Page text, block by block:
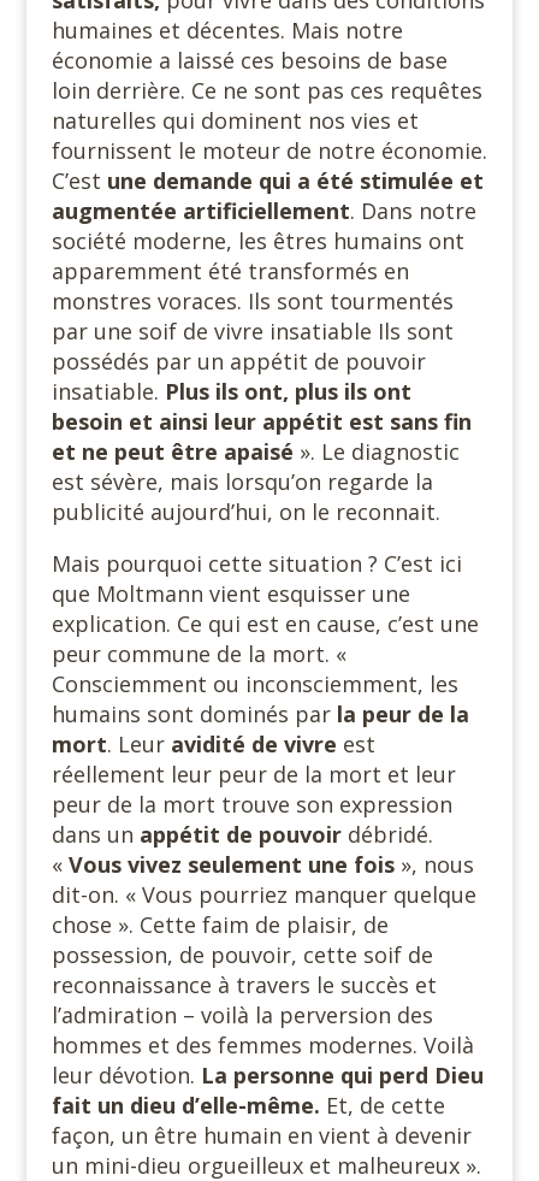
humaines et décentes. Mais notre
économie a laissé ces besoins de base
loin derrière. Ce ne sont pas ces requêtes
naturelles qui dominent nos vies et
fournissent le moteur de notre économie.
C’est une demande qui a été stimulée et
augmentée artificiellement. Dans notre
société moderne, les êtres humains ont
apparemment été transformés en
monstres voraces. Ils sont tourmentés
par une soif de vivre insatiable Ils sont
possédés par un appétit de pouvoir
insatiable. Plus ils ont, plus ils ont
besoin et ainsi leur appétit est sans fin
et ne peut être apaisé ». Le diagnostic
est sévère, mais lorsqu’on regarde la
publicité aujourd’hui, on le reconnait.
Mais pourquoi cette situation ? C’est ici
que Moltmann vient esquisser une
explication. Ce qui est en cause, c’est une
peur commune de la mort. «
Consciemment ou inconsciemment, les
humains sont dominés par la peur de la
mort. Leur avidité de vivre est
réellement leur peur de la mort et leur
peur de la mort trouve son expression
dans un appétit de pouvoirdébridé.
« Vous vivez seulement une fois », nous
dit-on. « Vous pourriez manquer quelque
chose ». Cette faim de plaisir, de
possession, de pouvoir, cette soif de
reconnaissance à travers le succès et
l’admiration – voilà la perversion des
hommes et des femmes modernes. Voilà
leur dévotion. La personne qui perd Dieu
fait un dieu d’elle-même. Et, de cette
façon, un être humain en vient à devenir
un mini-dieu orgueilleux et malheureux ».